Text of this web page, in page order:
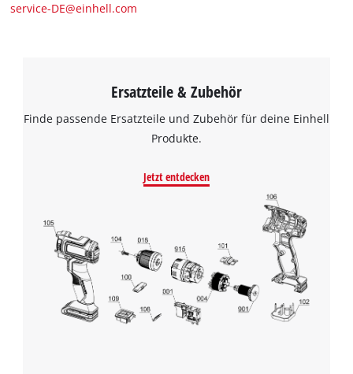
service-DE@einhell.com
Ersatzteile & Zubehör
Finde passende Ersatzteile und Zubehör für deine Einhell
Produkte.
Jetzt entdecken